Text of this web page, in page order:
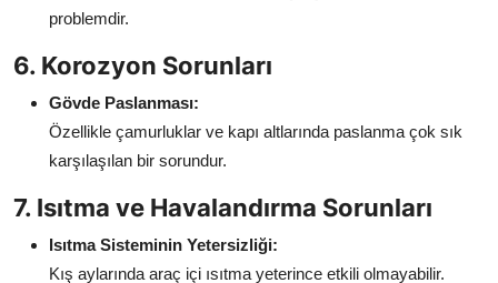
problemdir.
6. Korozyon Sorunları
Gövde Paslanması:
Özellikle çamurluklar ve kapı altlarında paslanma çok sık
karşılaşılan bir sorundur.
7. Isıtma ve Havalandırma Sorunları
Isıtma Sisteminin Yetersizliği:
Kış aylarında araç içi ısıtma yeterince etkili olmayabilir.